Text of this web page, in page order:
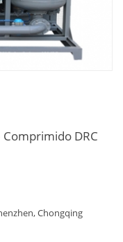
DRC
Chongqing